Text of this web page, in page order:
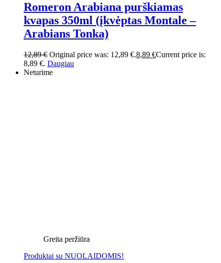
Romeron Arabiana purškiamas
kvapas 350ml (įkvėptas Montale –
Arabians Tonka)
12,89€ Original price was: 12,89 €.8,89 €Current price is:
8,89 €. Daugiau
Neturime
Greita peržiūra
Produktai su NUOLAIDOMIS!